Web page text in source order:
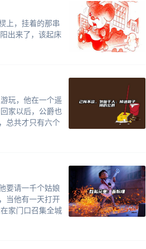
上，挂着的那串
出来了，该起床
玩，他在一个遥
家以后，公爵也
总共才只有六个
要请一千个姑娘
当他有一天打开
家门口召集全城